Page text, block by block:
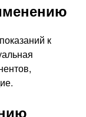
к